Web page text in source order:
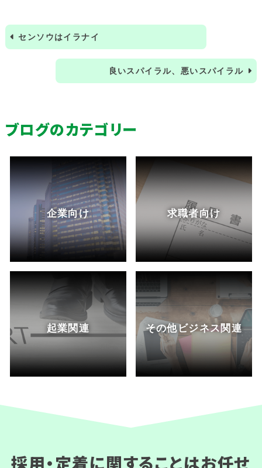
センソウはイラナイ
良いスパイラル、悪いスパイラル
ブログのカテゴリー
企業向け 求職者向け
起業関連 その他ビジネス関連
採用・定着に関することはお任せ